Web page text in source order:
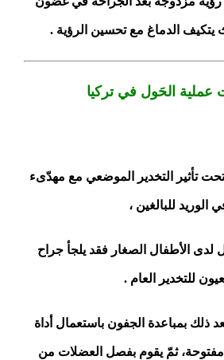
يتكيف الدماغ مع تحسين الرؤية .
عملية الحَول في تركيا
تأثير التخدير الموضعي مع مهدّىء
الوريد للبالغين ،
لدى الأطفال الصغار فقد يلجأ جراح
للتخدير العام .
ذلك بمباعدة الجفون باستعمال أداة
مفتوحة، ثمّ يقوم بفصل العضلات من